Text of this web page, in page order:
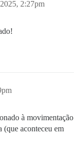
2:27pm
à movimentação
aconteceu em